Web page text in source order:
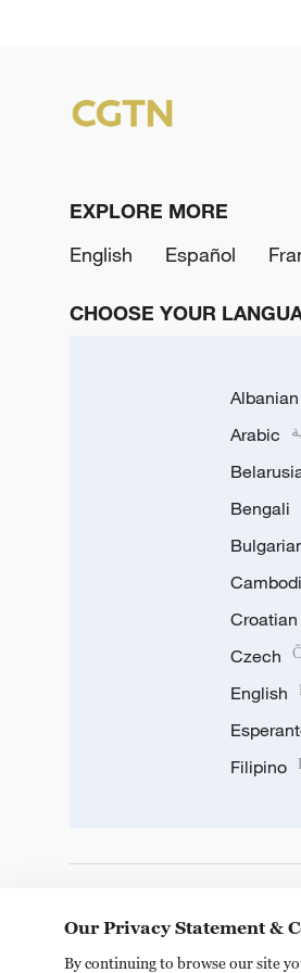
EXPLORE MORE
English
Español
CHOOSE YOUR
Albanian
Arabic
Bengali
Croatian
Czech
English
Filipino
Our Privacy Statement &
By continuing to browse our site